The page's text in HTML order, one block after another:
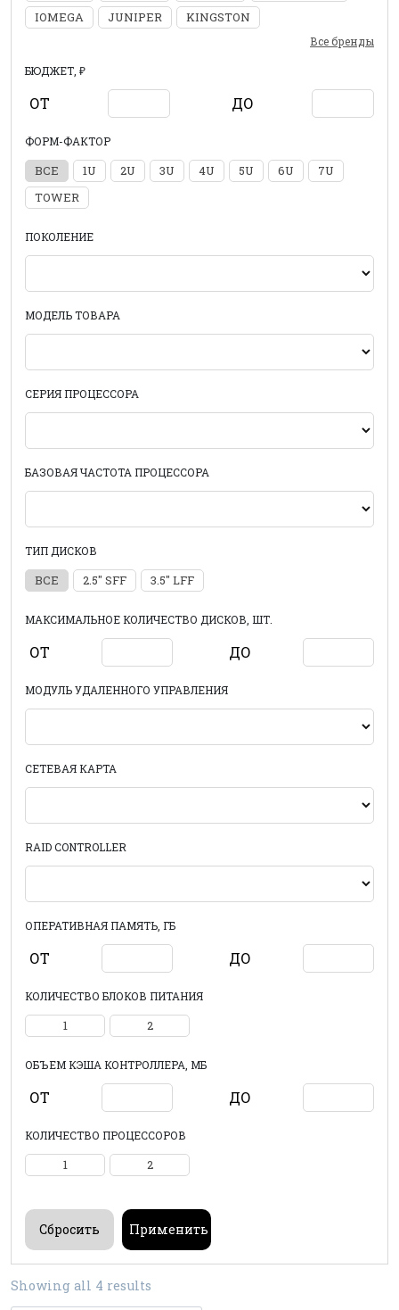
IOMEGA JUNIPER KINGSTON
Все бренды
БЮДЖЕТ, ₽
ОТ ДО
ФОРМ-ФАКТОР
ВСЕ 1U 2U 3U 4U 5U 6U
7U
TOWER
ПОКОЛЕНИЕ
МОДЕЛЬ ТОВАРА
СЕРИЯ ПРОЦЕССОРА
БАЗОВАЯ ЧАСТОТА ПРОЦЕССОРА
ТИП ДИСКОВ
ВСЕ 2.5" SFF 3.5" LFF
МАКСИМАЛЬНОЕ КОЛИЧЕСТВО ДИСКОВ, ШТ.
ОТ ДО
МОДУЛЬ УДАЛЕННОГО УПРАВЛЕНИЯ
СЕТЕВАЯ КАРТА
RAID CONTROLLER
ОПЕРАТИВНАЯ ПАМЯТЬ, ГБ
ОТ ДО
КОЛИЧЕСТВО БЛОКОВ ПИТАНИЯ
1 2
ОБЪЕМ КЭША КОНТРОЛЛЕРА, МБ
ОТ ДО
КОЛИЧЕСТВО ПРОЦЕССОРОВ
1 2
Showing all 4 results